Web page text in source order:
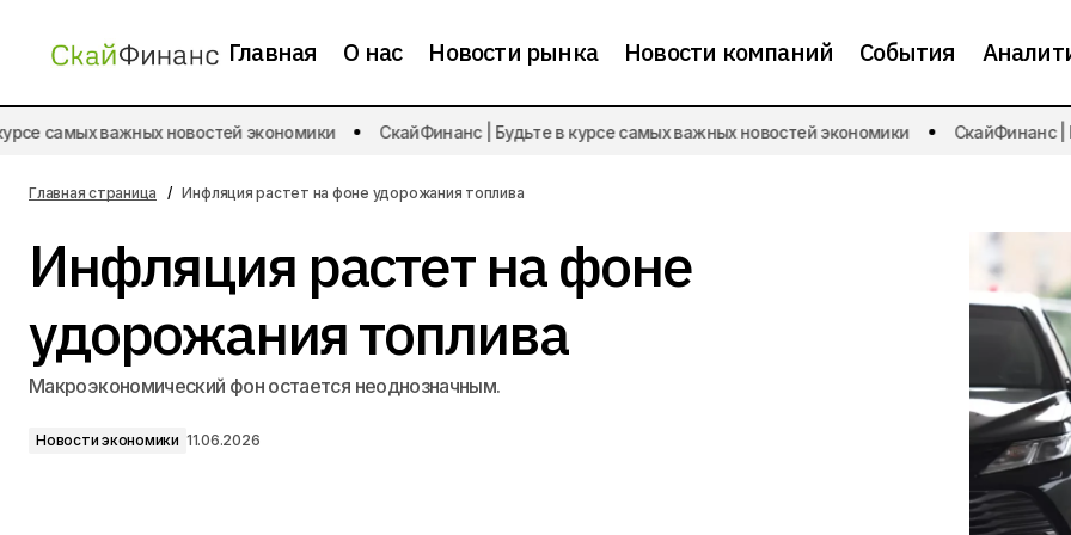
Главная О нас Новости рынка Новости компаний События
Ожидать ли притока иностранного
Новости экономики Инфляция растет на фоне удорожания
самых важных новостей экономики СкайФинанс | Будьте в курсе самых важных новостей экономики СкайФинанс |
Главная страница Инфляция растет на фоне удорожания топлива
Инфляция растет на фоне
удорожания топлива
Макроэкономический фон остается неоднозначным.
Новости экономики 11.06.2026